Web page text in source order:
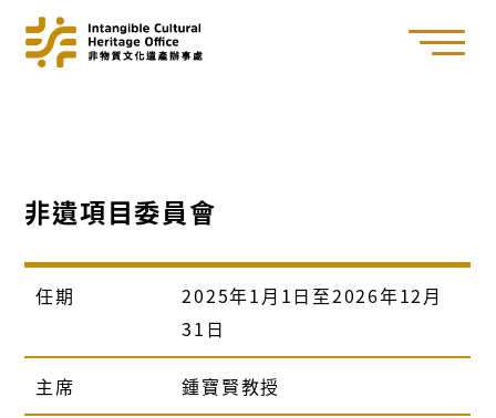
非遺項目委員會
任期
2025年1月1日至2026年12月
31日
主席 鍾寶賢教授